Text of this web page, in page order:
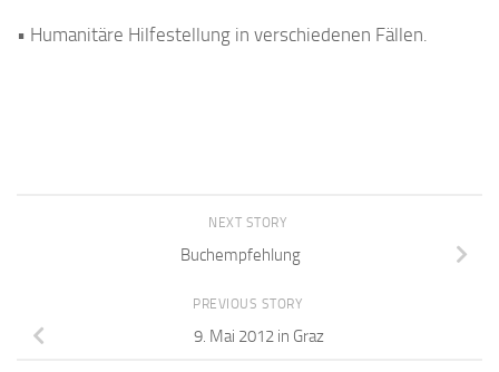
• Humanitäre Hilfestellung in verschiedenen Fällen.
NEXT STORY
Buchempfehlung
PREVIOUS STORY
9. Mai 2012 in Graz